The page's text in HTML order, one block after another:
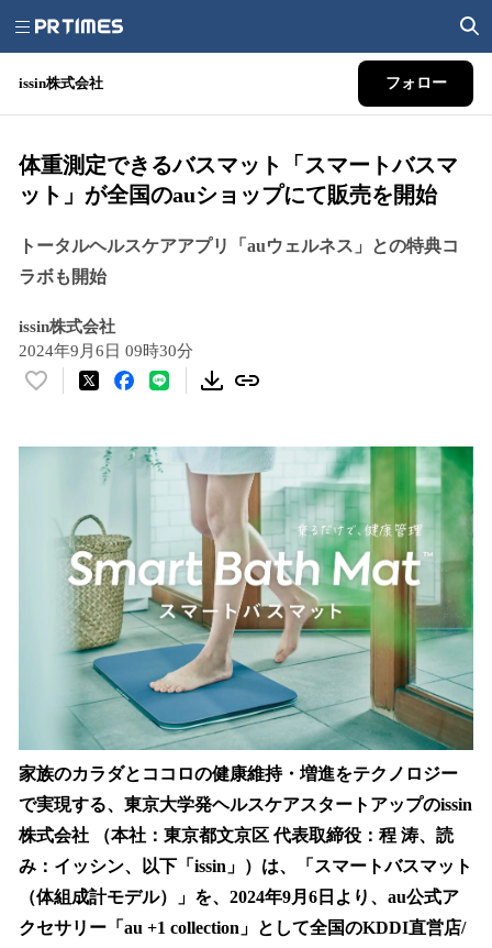
issin株式会社 フォロー
体重測定できるバスマット「スマートバスマ
ット」が全国のauショップにて販売を開始
トータルヘルスケアアプリ「auウェルネス」との特典コ
ラボも開始
issin株式会社
2024年9月6日 09時30分
い
家族のカラダとココロの健康維持・増進をテクノロジー
で実現する、東京大学発ヘルスケアスタートアップのissin
株式会社 （本社：東京都文京区 代表取締役：程 涛、読
み：イッシン、以下「issin」）は、「スマートバスマット
（体組成計モデル）」を、2024年9月6日より、au公式ア
クセサリー「au +1 collection」として全国のKDDI直営店/